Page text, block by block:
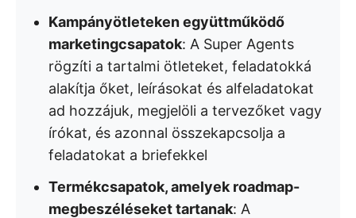
Kampányötleteken együttműködő
marketingcsapatok: A Super Agents
rögzíti a tartalmi ötleteket, feladatokká
alakítja őket, leírásokat és alfeladatokat
ad hozzájuk, megjelöli a tervezőket vagy
írókat, és azonnal összekapcsolja a
feladatokat a briefekkel
Termékcsapatok, amelyek roadmap-
megbeszéléseket tartanak: A